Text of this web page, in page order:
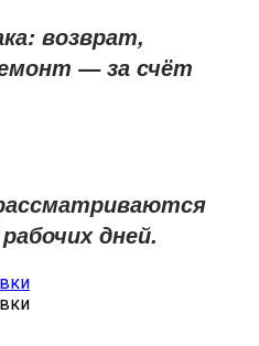
возврат,
—за счёт
дней.